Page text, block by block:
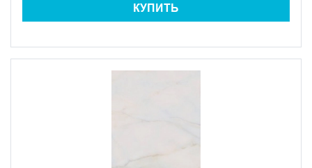
КУПИТЬ